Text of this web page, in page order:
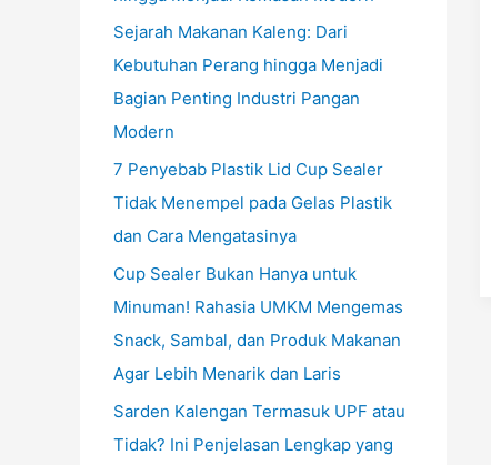
Sejarah Makanan Kaleng: Dari
Kebutuhan Perang hingga Menjadi
Bagian Penting Industri Pangan
Modern
7 Penyebab Plastik Lid Cup Sealer
Tidak Menempel pada Gelas Plastik
dan Cara Mengatasinya
Cup Sealer Bukan Hanya untuk
Minuman! Rahasia UMKM Mengemas
Snack, Sambal, dan Produk Makanan
Agar Lebih Menarik dan Laris
Sarden Kalengan Termasuk UPF atau
Tidak? Ini Penjelasan Lengkap yang